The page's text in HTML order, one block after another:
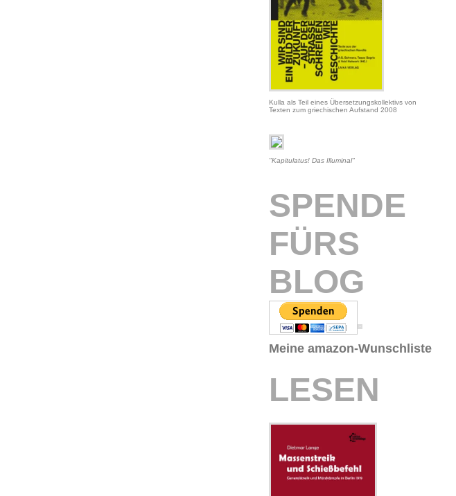
Kulla als Teil eines Übersetzungskollektivs von
Texten zum griechischen Aufstand 2008
"Kapitulatus! Das Illuminal"
SPENDE
FÜRS
BLOG
Meine amazon-Wunschliste
LESEN